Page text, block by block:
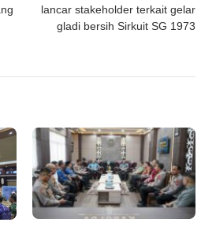
lancar stakeholder terkait gelar
gladi bersih Sirkuit SG 1973